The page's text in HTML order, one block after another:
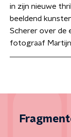
in zijn nieuwe
beeldend
Scherer over de
fotograaf